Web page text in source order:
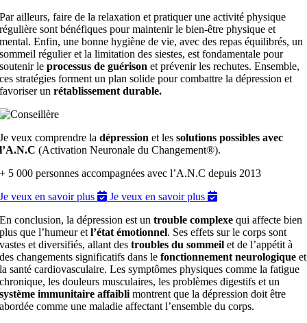
Par ailleurs, faire de la relaxation et pratiquer une activité physique
régulière sont bénéfiques pour maintenir le bien-être physique et
mental. Enfin, une bonne hygiène de vie, avec des repas équilibrés, un
sommeil régulier et la limitation des siestes, est fondamentale pour
soutenir le processus de guérisonet prévenir les rechutes. Ensemble,
ces stratégies forment un plan solide pour combattre la dépression et
favoriser unrétablissement durable.
Je veux comprendre ladépression et lessolutions possibles avec
l’A.N.C (Activation Neuronale du Changement®).
+ 5 000 personnes accompagnées avec l’A.N.C depuis 2013
Je veux en savoir plus
Je veux en savoir plus
En conclusion, la dépression est untrouble complexe qui affecte bien
plus que l’humeur etl’état émotionnel. Ses effets sur le corps sont
vastes et diversifiés, allant destroubles du sommeil et de l’appétit à
des changements significatifs dans lefonctionnement neurologique et
la santé cardiovasculaire. Les symptômes physiques comme la fatigue
chronique, les douleurs musculaires, les problèmes digestifs et un
système immunitaire affaibli montrent que la dépression doit être
abordée comme une maladie affectant l’ensemble du corps.